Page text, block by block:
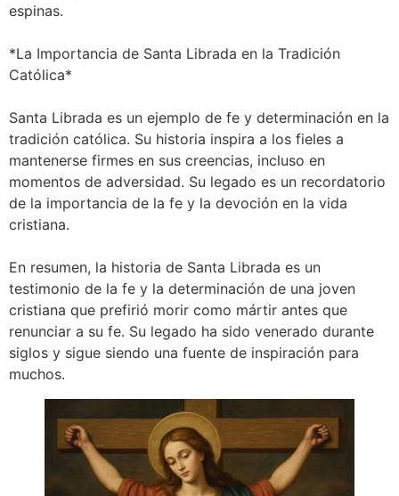
espinas.
*La Importancia de Santa Librada en la Tradición
Católica*
Santa Librada es un ejemplo de fe y determinación en la
tradición católica. Su historia inspira a los fieles a
mantenerse firmes en sus creencias, incluso en
momentos de adversidad. Su legado es un recordatorio
de la importancia de la fe y la devoción en la vida
cristiana.
En resumen, la historia de Santa Librada es un
testimonio de la fe y la determinación de una joven
cristiana que prefirió morir como mártir antes que
renunciar a su fe. Su legado ha sido venerado durante
siglos y sigue siendo una fuente de inspiración para
muchos.